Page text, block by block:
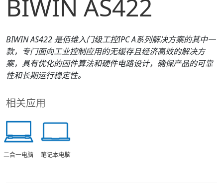
BIWIN AS422
BIWIN AS422 是佰维入门级工控IPC A系列解决方案的其中一
款，专门面向工业控制应用的无缓存且经济高效的解决方
案，具有优化的固件算法和硬件电路设计，确保产品的可靠
性和长期运行稳定性。
相关应用
二合一电脑 笔记本电脑